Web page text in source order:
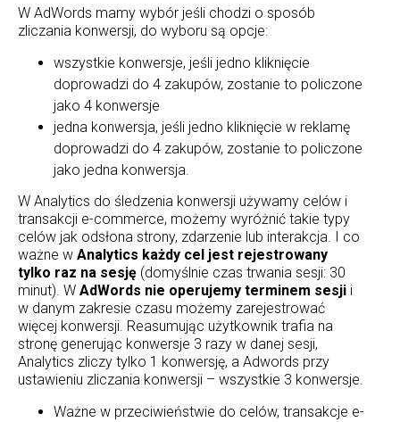
W AdWords mamy wybór jeśli chodzi o sposób
zliczania konwersji, do wyboru są opcje:
wszystkie konwersje, jeśli jedno kliknięcie
doprowadzi do 4 zakupów, zostanie to policzone
jako 4 konwersje
jedna konwersja, jeśli jedno kliknięcie w reklamę
doprowadzi do 4 zakupów, zostanie to policzone
jako jedna konwersja.
W Analytics do śledzenia konwersji używamy celów i
transakcji e-commerce, możemy wyróżnić takie typy
celów jak odsłona strony, zdarzenie lub interakcja. I co
ważne w Analytics każdy cel jest rejestrowany
tylko raz na sesję (domyślnie czas trwania sesji: 30
minut). W AdWords nie operujemy terminem sesji i
w danym zakresie czasu możemy zarejestrować
więcej konwersji. Reasumując użytkownik trafia na
stronę generując konwersje 3 razy w danej sesji,
Analytics zliczy tylko 1 konwersję, a Adwords przy
ustawieniu zliczania konwersji – wszystkie 3 konwersje.
Ważne w przeciwieństwie do celów, transakcje e-